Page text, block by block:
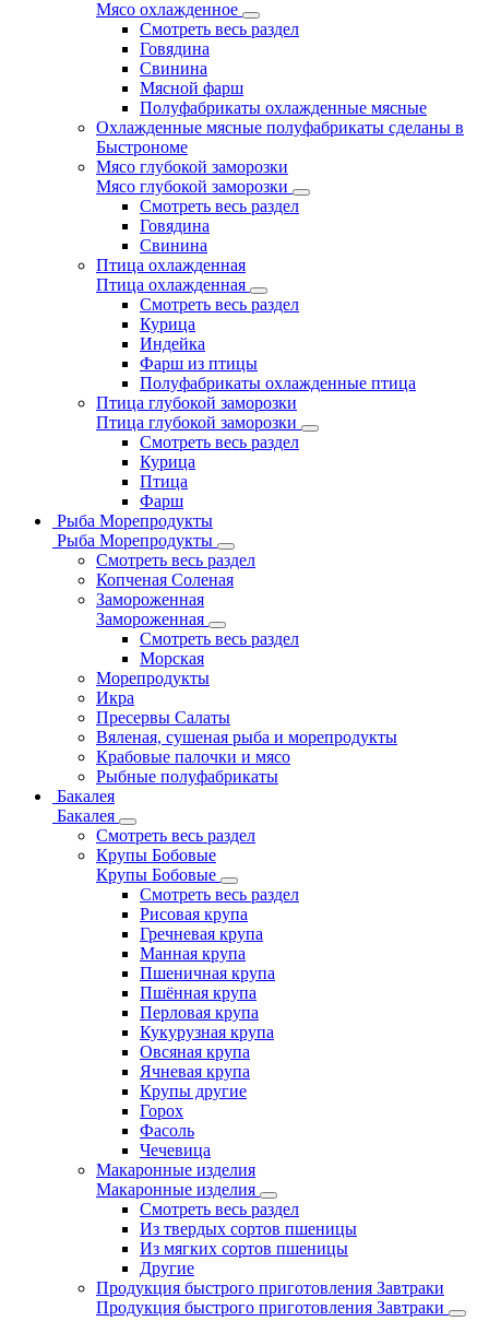
Мясо охлажденное
Смотреть весь раздел
Говядина
Свинина
Мясной фарш
Полуфабрикаты охлажденные мясные
Охлажденные мясные полуфабрикаты сделаны в
Быстрономе
Мясо глубокой заморозки
Мясо глубокой заморозки
Смотреть весь раздел
Говядина
Свинина
Птица охлажденная
Птица охлажденная
Смотреть весь раздел
Курица
Индейка
Фарш из птицы
Полуфабрикаты охлажденные птица
Птица глубокой заморозки
Птица глубокой заморозки
Смотреть весь раздел
Курица
Птица
Фарш
Рыба Морепродукты
Рыба Морепродукты
Смотреть весь раздел
Копченая Соленая
Замороженная
Замороженная
Смотреть весь раздел
Морская
Морепродукты
Икра
Пресервы Салаты
Вяленая, сушеная рыба и морепродукты
Крабовые палочки и мясо
Рыбные полуфабрикаты
Бакалея
Бакалея
Смотреть весь раздел
Крупы Бобовые
Крупы Бобовые
Смотреть весь раздел
Рисовая крупа
Гречневая крупа
Манная крупа
Пшеничная крупа
Пшённая крупа
Перловая крупа
Кукурузная крупа
Овсяная крупа
Ячневая крупа
Крупы другие
Горох
Фасоль
Чечевица
Макаронные изделия
Макаронные изделия
Смотреть весь раздел
Из твердых сортов пшеницы
Из мягких сортов пшеницы
Другие
Продукция быстрого приготовления Завтраки
Продукция быстрого приготовления Завтраки